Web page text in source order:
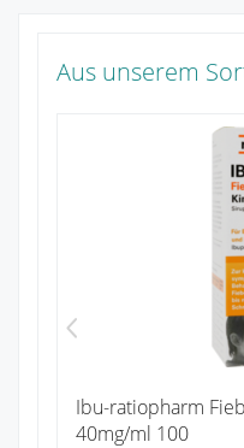
Aus unserem
Ibu-ratiopharm
40mg/ml 100